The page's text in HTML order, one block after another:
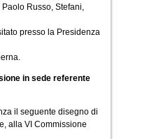
Russo, Stefani,
presso la Presidenza
in sede referente
il seguente disegno di
alla VI Commissione